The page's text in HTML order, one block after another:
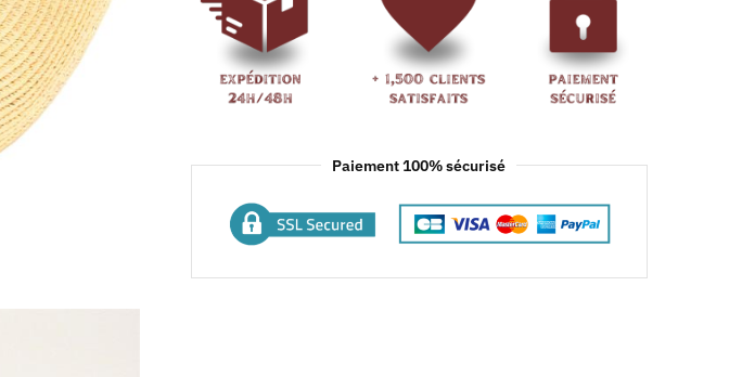
Paiement 100% sécurisé